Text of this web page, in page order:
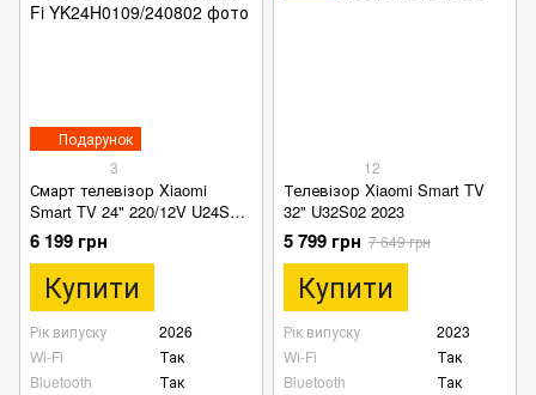
Подарунок
3
Смарт телевізор Xiaomi
Smart TV 24" 220/12V U24S00
Full HD Android Wi-Fi
6 199 грн
Купити
Рік випуску
2026
Wi-Fi
Так
Bluetooth
Так
12
Телевізор Xiaomi Smart TV
32" U32S02 2023
5 799 грн 7 649 грн
Купити
Рік випуску
2023
Wi-Fi
Так
Bluetooth
Так